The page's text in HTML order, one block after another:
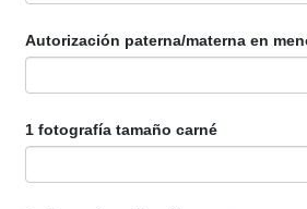
Autorización paterna/materna en
1 fotografía tamaño carné